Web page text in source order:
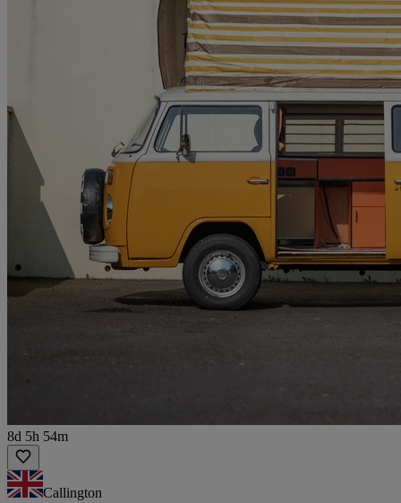
8d 5h 54m
Callington